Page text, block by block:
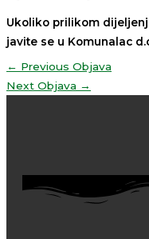
Ukoliko prilikom
javite se u Komunalac
← Previous Objava
Next Objava →